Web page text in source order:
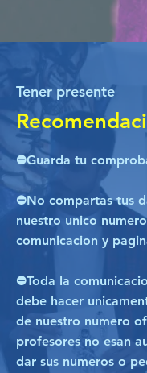
Tener presente
⛔Guarda tu
⛔No compartas tus
nuestro unico
comunicacion y
⛔Toda la
debe hacer
de nuestro numero
profesores no esan
dar sus numeros o